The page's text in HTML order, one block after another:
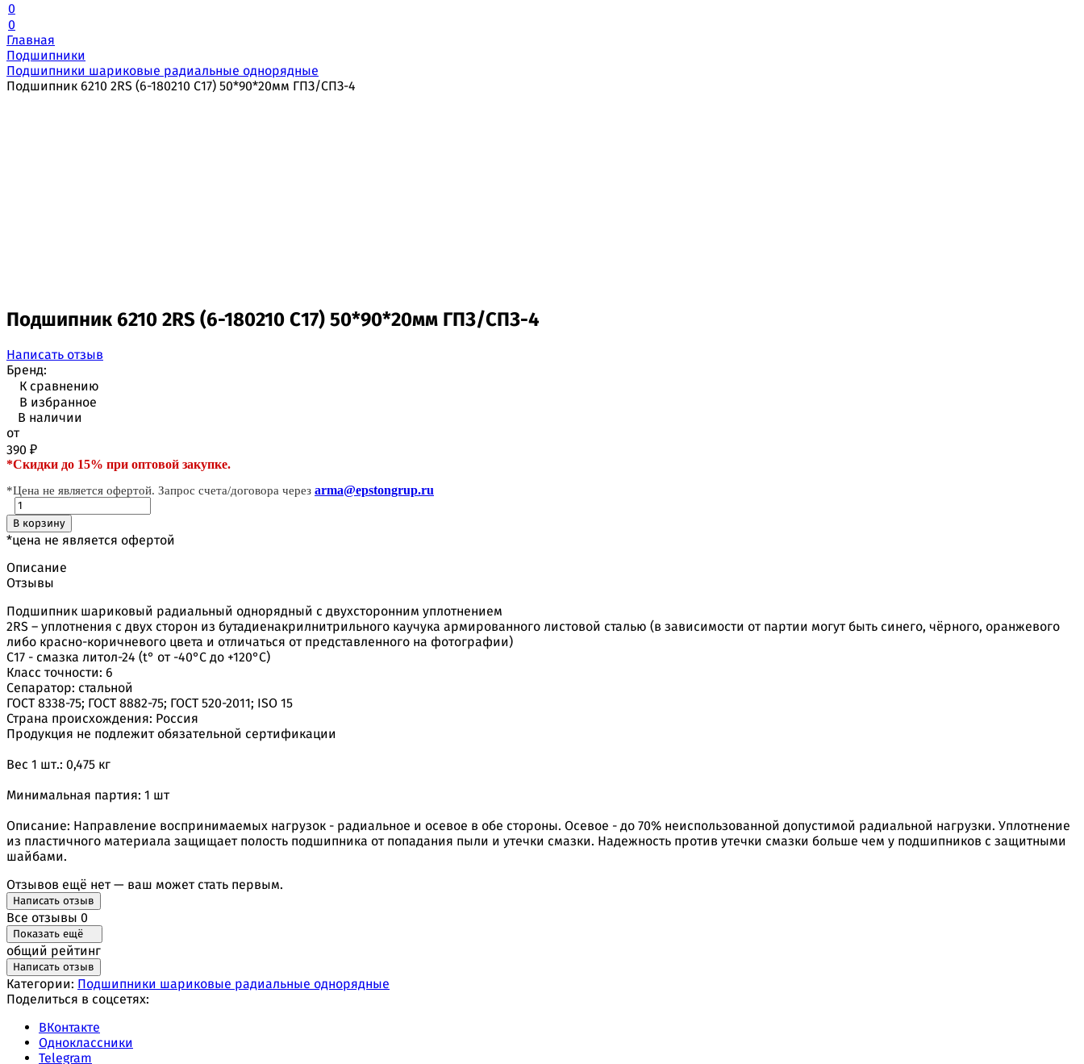
0
0
Главная
Подшипники
Подшипники шариковые радиальные однорядные
Подшипник 6210 2RS (6-180210 С17) 50*90*20мм ГПЗ/СПЗ-4
Подшипник 6210 2RS (6-180210 С17) 50*90*20мм ГПЗ/СПЗ-4
Написать отзыв
Бренд:
К сравнению
В избранное
В наличии
от
390 ₽
*Скидки до 15% при оптовой закупке.
*Цена не является офертой. Запрос счета/договора через arma@epstongrup.ru
В корзину
*цена не является офертой
Описание
Отзывы
Подшипник шариковый радиальный однорядный с двухсторонним уплотнением
2RS – уплотнения с двух сторон из бутадиенакрилнитрильного каучука армированного листовой сталью (в зависимости от партии могут быть синего, чёрного, оранжевого
либо красно-коричневого цвета и отличаться от представленного на фотографии)
С17 - смазка литол-24 (t° от -40°С до +120°С)
Класс точности: 6
Сепаратор: стальной
ГОСТ 8338-75; ГОСТ 8882-75; ГОСТ 520-2011; ISO 15
Страна происхождения: Россия
Продукция не подлежит обязательной сертификации
Вес 1 шт.: 0,475 кг
Минимальная партия: 1 шт
Описание: Направление воспринимаемых нагрузок - радиальное и осевое в обе стороны. Осевое - до 70% неиспользованной допустимой радиальной нагрузки. Уплотнение
из пластичного материала защищает полость подшипника от попадания пыли и утечки смазки. Надежность против утечки смазки больше чем у подшипников с защитными
шайбами.
Отзывов ещё нет — ваш может стать первым.
Написать отзыв
Все отзывы 0
Показать ещё
общий рейтинг
Написать отзыв
Категории: Подшипники шариковые радиальные однорядные
Поделиться в соцсетях:
ВКонтакте
Одноклассники
Telegram